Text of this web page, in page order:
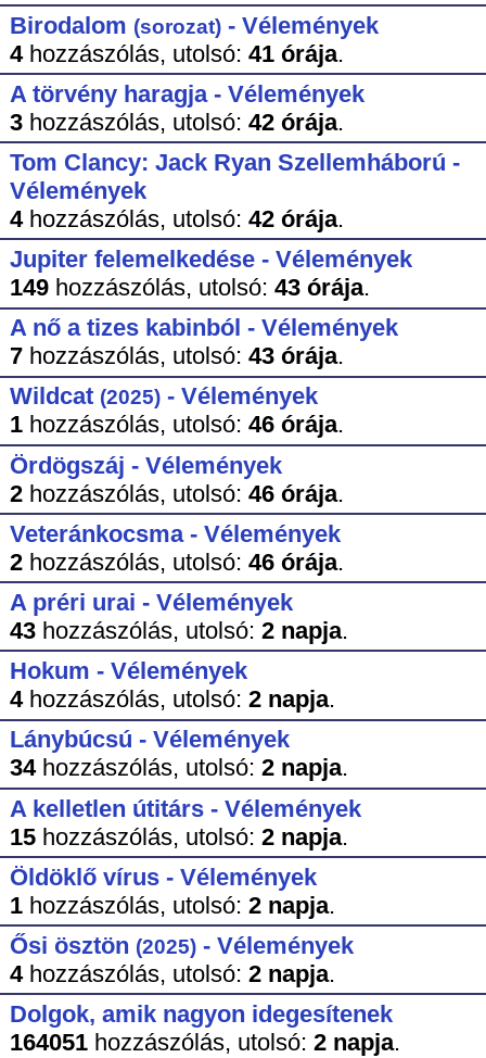
Birodalom (sorozat)- Vélemények
4hozzászólás, utolsó: 41 órája.
A törvény haragja - Vélemények
3hozzászólás, utolsó: 42 órája.
Tom Clancy: Jack Ryan Szellemháború -
Vélemények
4hozzászólás, utolsó: 42 órája.
Jupiter felemelkedése - Vélemények
149hozzászólás, utolsó: 43 órája.
A nő a tizes kabinból - Vélemények
7hozzászólás, utolsó: 43 órája.
Wildcat (2025)- Vélemények
1hozzászólás, utolsó: 46 órája.
Ördögszáj - Vélemények
2hozzászólás, utolsó: 46 órája.
Veteránkocsma - Vélemények
2hozzászólás, utolsó: 46 órája.
A préri urai - Vélemények
43hozzászólás, utolsó: 2 napja.
Hokum - Vélemények
4hozzászólás, utolsó: 2 napja.
Lánybúcsú - Vélemények
34hozzászólás, utolsó: 2 napja.
A kelletlen útitárs - Vélemények
15hozzászólás, utolsó: 2 napja.
Öldöklő vírus - Vélemények
1hozzászólás, utolsó: 2 napja.
Ősi ösztön (2025)- Vélemények
4hozzászólás, utolsó: 2 napja.
Dolgok, amik nagyon idegesítenek
164051hozzászólás, utolsó: 2 napja.